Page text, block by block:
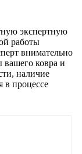
экспертную
работы
внимательно
вашего ковра и
наличие
в процессе